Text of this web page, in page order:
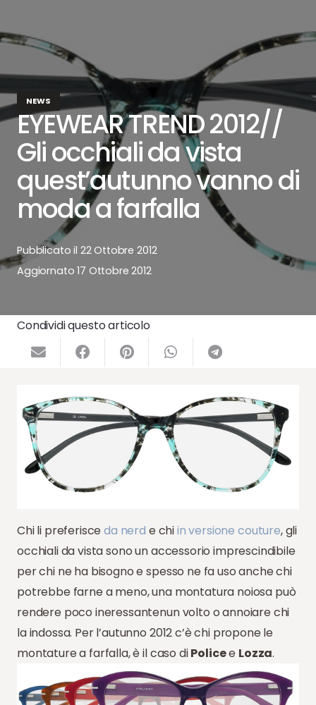
NEWS
EYEWEAR TREND 2012//
Gli occhiali da vista
quest’autunno vanno di
moda a farfalla
Pubblicato il 22 Ottobre 2012
Aggiornato17 Ottobre 2012
Condividi questo articolo
Chi li preferisceda nerd e chiin versione couture, gli
occhiali da vista sono un accessorio imprescindibile
per chi ne ha bisogno e spesso ne fa uso anche chi
potrebbe farne a meno, una montatura noiosa può
rendere poco ineressantenun volto o annoiare chi
la indossa. Per l’autunno 2012 c’è chi propone le
montature a farfalla, è il caso diPolicee Lozza.